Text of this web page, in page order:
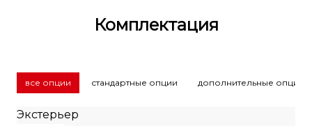
Комплектация
все опции стандартные опции дополнительные опции
Экстерьер